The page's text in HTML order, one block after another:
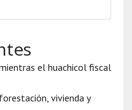
el huachicol fiscal
vivienda y